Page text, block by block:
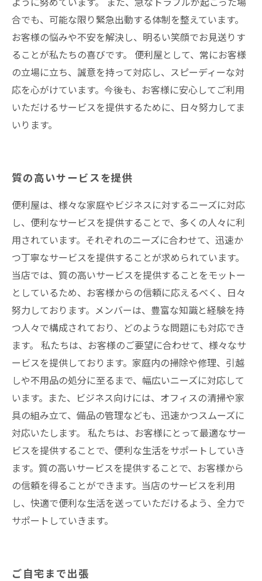
合でも、可能な限り緊急出動する体制を整えています。
お客様の悩みや不安を解決し、明るい笑顔でお見送りす
ることが私たちの喜びです。 便利屋として、常にお客様
の立場に立ち、誠意を持って対応し、スピーディーな対
応を心がけています。今後も、お客様に安心してご利用
いただけるサービスを提供するために、日々努力してま
いります。
質の高いサービスを提供
便利屋は、様々な家庭やビジネスに対するニーズに対応
し、便利なサービスを提供することで、多くの人々に利
用されています。それぞれのニーズに合わせて、迅速か
つ丁寧なサービスを提供することが求められています。
当店では、質の高いサービスを提供することをモットー
としているため、お客様からの信頼に応えるべく、日々
努力しております。メンバーは、豊富な知識と経験を持
つ人々で構成されており、どのような問題にも対応でき
ます。 私たちは、お客様のご要望に合わせて、様々なサ
ービスを提供しております。家庭内の掃除や修理、引越
しや不用品の処分に至るまで、幅広いニーズに対応して
います。また、ビジネス向けには、オフィスの清掃や家
具の組み立て、備品の管理なども、迅速かつスムーズに
対応いたします。 私たちは、お客様にとって最適なサー
ビスを提供することで、便利な生活をサポートしていき
ます。質の高いサービスを提供することで、お客様から
の信頼を得ることができます。当店のサービスを利用
し、快適で便利な生活を送っていただけるよう、全力で
サポートしていきます。
ご自宅まで出張